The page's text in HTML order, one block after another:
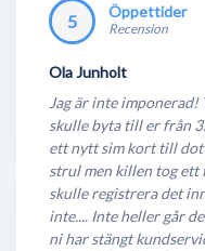
5 Öppettider
Recension
Ola Junholt
Jag är inte
skulle byta till er från
ett nytt sim kort till
strul men killen tog ett
skulle registrera det
inte.... Inte heller går
ni har stängt